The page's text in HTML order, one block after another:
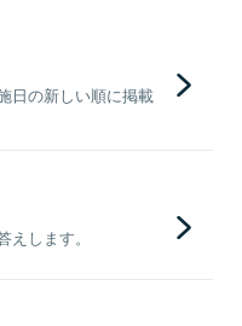
日の新しい順に掲載
します。